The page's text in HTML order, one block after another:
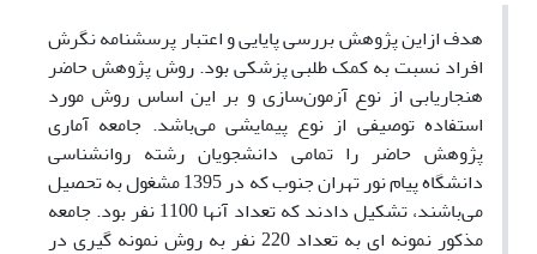
هدف ازاین پژوهش بررسی پایایی و اعتبار پرسشنامه نگرش
افراد نسبت به کمک طلبی پزشکی بود. روش پژوهش حاضر
هنجاریابی از نوع آزمون‌سازی و بر این اساس روش مورد
استفاده توصیفی از نوع پیمایشی می‌باشد. جامعه آماری
پژوهش حاضر را تمامی دانشجویان رشته روانشناسی
دانشگاه پیام نور تهران جنوب که در 1395 مشغول به تحصیل
می‌باشند، تشکیل دادند که تعداد آنها 1100 نفر بود. جامعه
مذکور نمونه ای به تعداد 220 نفر به روش نمونه گیری در